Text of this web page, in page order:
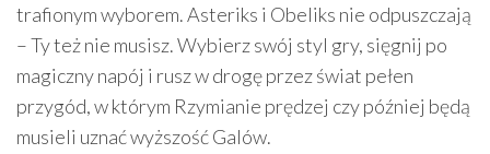
trafionym wyborem. Asteriks i Obeliks nie odpuszczają
– Ty też nie musisz. Wybierz swój styl gry, sięgnij po
magiczny napój i rusz w drogę przez świat pełen
przygód, w którym Rzymianie prędzej czy później będą
musieli uznać wyższość Galów.